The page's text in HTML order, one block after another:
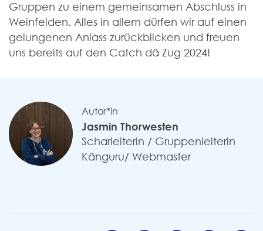
Gruppen zu einem gemeinsamen Abschluss in
Weinfelden. Alles in allem dürfen wir auf einen
gelungenen Anlass zurückblicken und freuen
uns bereits auf den Catch dä Zug 2024!
Autor*in
Jasmin Thorwesten
Scharleiterin / Gruppenleiterin
Känguru/ Webmaster